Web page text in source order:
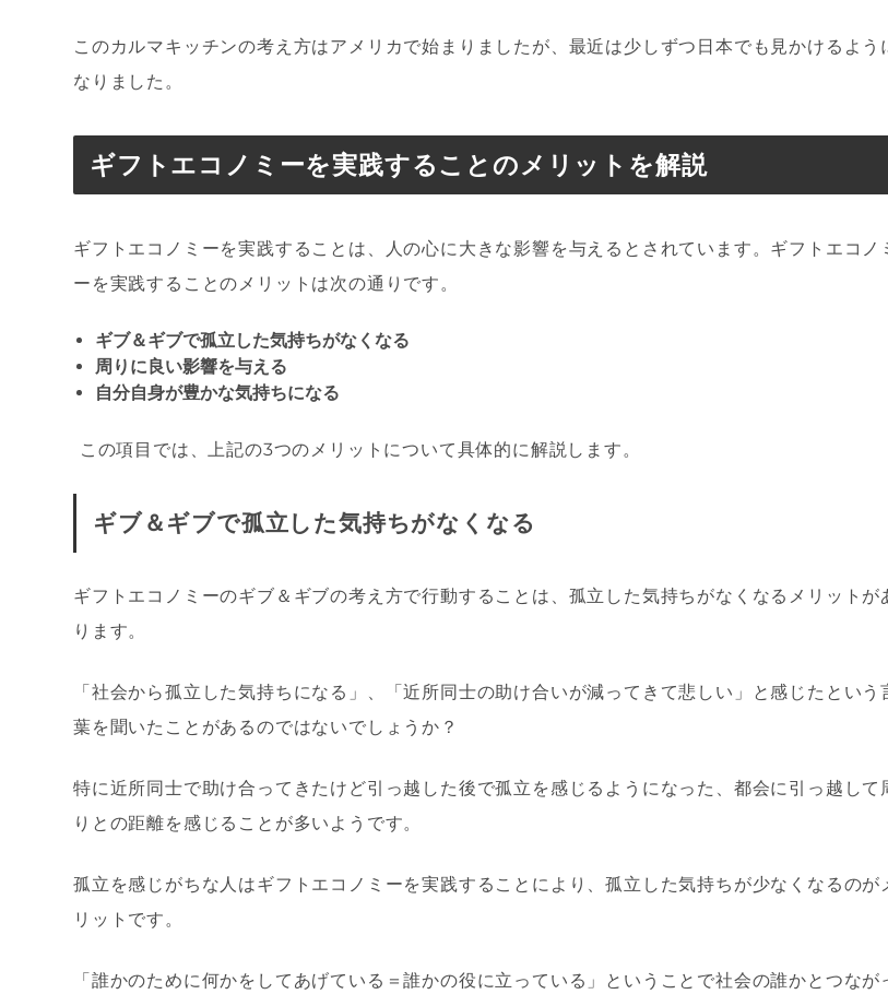
このカルマキッチンの考え方はアメリカで始まりましたが、最近は少しずつ日本でも見かけるよう
なりました。
ギフトエコノミーを実践することのメリットを解説
ギフトエコノミーを実践することは、人の心に大きな影響を与えるとされています。ギフトエコノ
ーを実践することのメリットは次の通りです。
ギブ＆ギブで孤立した気持ちがなくなる
周りに良い影響を与える
自分自身が豊かな気持ちになる
この項目では、上記の3つのメリットについて具体的に解説します。
ギブ＆ギブで孤立した気持ちがなくなる
ギフトエコノミーのギブ＆ギブの考え方で行動することは、孤立した気持ちがなくなるメリットが
ります。
「社会から孤立した気持ちになる」、「近所同士の助け合いが減ってきて悲しい」と感じたという
葉を聞いたことがあるのではないでしょうか？
特に近所同士で助け合ってきたけど引っ越した後で孤立を感じるようになった、都会に引っ越して
りとの距離を感じることが多いようです。
孤立を感じがちな人はギフトエコノミーを実践することにより、孤立した気持ちが少なくなるのが
リットです。
「誰かのために何かをしてあげている＝誰かの役に立っている」ということで社会の誰かとつなが